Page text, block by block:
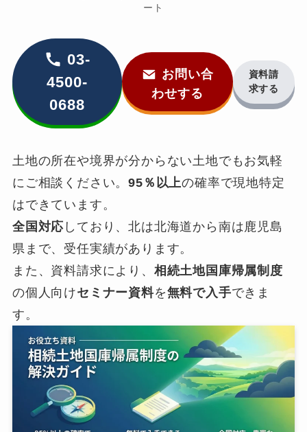
ート
03-
4500-
0688
お問い合
わせする
資料請
求する
土地の所在や境界が分からない土地でもお気軽
にご相談ください。95％以上の確率で現地特定
はできています。
全国対応 しており、北は北海道から南は鹿児島
県まで、受任実績があります。
また、資料請求により、 相続土地国庫帰属制度
の個人向けセミナー資料を無料で入手できま
す。